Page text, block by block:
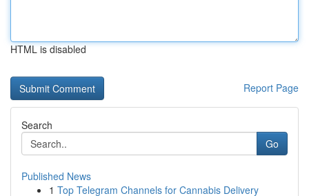
HTML is disabled
Report Page
Search
Go
Published News
1 Top Telegram Channels for Cannabis Delivery